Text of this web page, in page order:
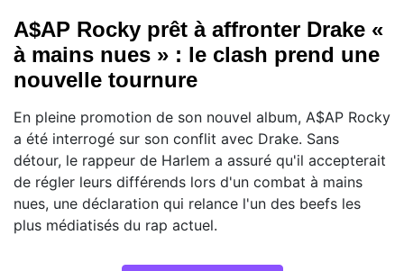
A$AP Rocky prêt à affronter Drake «
à mains nues » : le clash prend une
nouvelle tournure
En pleine promotion de son nouvel album, A$AP Rocky
a été interrogé sur son conflit avec Drake. Sans
détour, le rappeur de Harlem a assuré qu'il accepterait
de régler leurs différends lors d'un combat à mains
nues, une déclaration qui relance l'un des beefs les
plus médiatisés du rap actuel.